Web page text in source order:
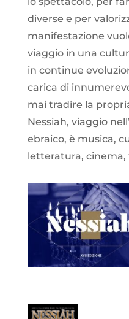
diverse e per
manifestazione
viaggio in una
in continue
carica di
mai tradire la
Nessiah, viaggio
ebraico, è musica,
letteratura, cinema,